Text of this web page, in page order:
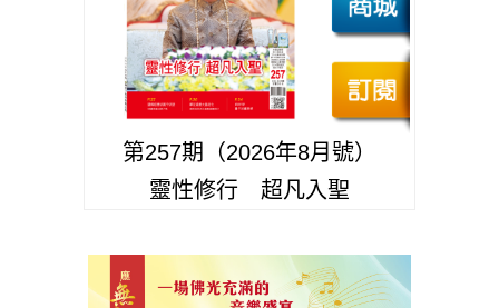
第257期（2026年8月號）
靈性修行 超凡入聖